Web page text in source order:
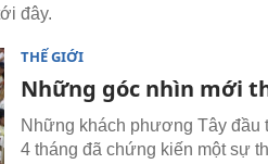
đây.
THẾ GIỚI
Những góc nhìn mới
Những khách phương Tây đầu
4 tháng đã chứng kiến một sự